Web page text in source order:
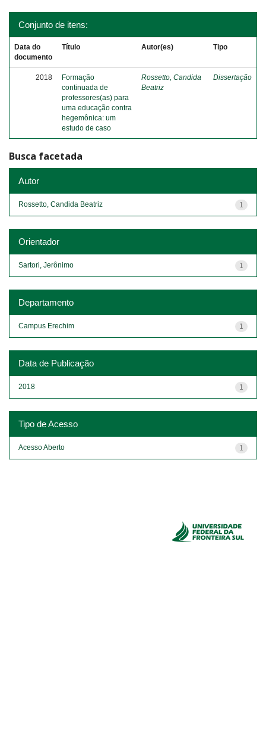
Conjunto de itens:
Data do
documento
Título Autor(es) Tipo
2018
Formação
continuada de
professores(as) para
uma educação contra
hegemônica: um
estudo de caso
Rossetto, Candida
Beatriz
Dissertação
Busca facetada
Autor
1
Rossetto, Candida Beatriz
Orientador
1
Sartori, Jerônimo
Departamento
1
Campus Erechim
Data de Publicação
1
2018
Tipo de Acesso
1
Acesso Aberto